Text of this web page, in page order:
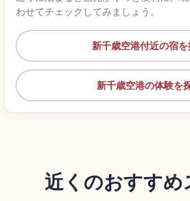
わせてチェックしてみましょう。
新千歳空港付近の宿
新千歳空港の体験を
近くのおすすめ